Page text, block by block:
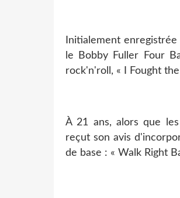
Initialement
le Bobby Fuller Four
rock'n'roll, « I Fought
À 21 ans, alors que
reçut son avis
de base : « Walk Right